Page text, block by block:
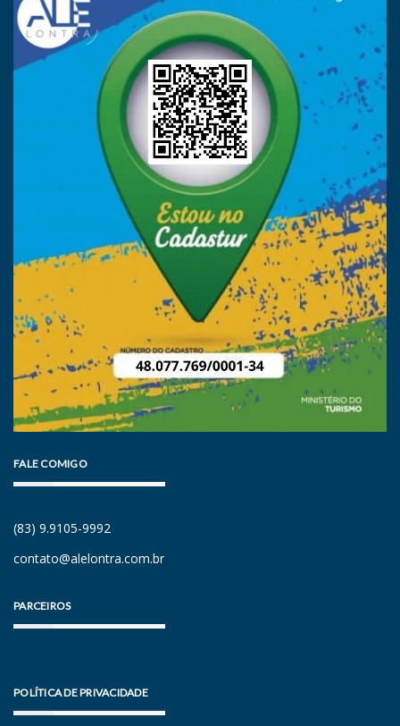
FALE COMIGO
(83) 9.9105-9992
contato@alelontra.com.br
PARCEIROS
POLÍTICA DE PRIVACIDADE